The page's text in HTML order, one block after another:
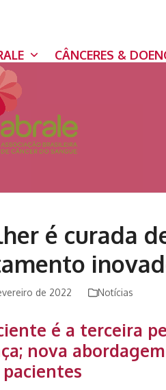
CÂNCERES &
é curada
de 2022 Notícias
é a terceira
nova